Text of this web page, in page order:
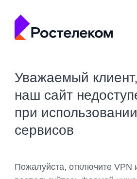
Уважаемый клиент,
наш сайт
при
сервисов
Пожалуйста, отключите VPN